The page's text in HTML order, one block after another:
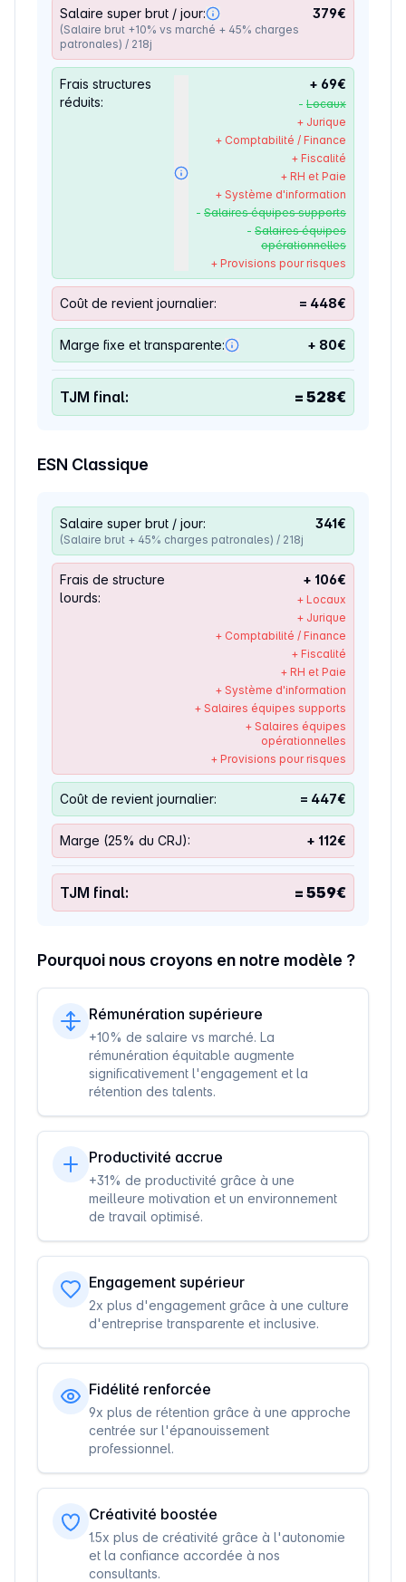
Salaire super brut / jour:
(Salaire brut +10% vs marché + 45% charges
patronales) / 218j
379€
Frais structures
réduits:
+ 69€
- Locaux
+ Jurique
+ Comptabilité / Finance
+ Fiscalité
+ RH et Paie
+ Système d'information
- Salaires équipes supports
- Salaires équipes
opérationnelles
+ Provisions pour risques
Coût de revient journalier: = 448€
Marge fixe et transparente: + 80€
TJM final: = 528€
ESN Classique
Salaire super brut / jour:
(Salaire brut + 45% charges patronales) / 218j
341€
Frais de structure
lourds:
+ 106€
+ Locaux
+ Jurique
+ Comptabilité / Finance
+ Fiscalité
+ RH et Paie
+ Système d'information
+ Salaires équipes supports
+ Salaires équipes
opérationnelles
+ Provisions pour risques
Coût de revient journalier: = 447€
Marge (25% du CRJ): + 112€
TJM final: = 559€
Pourquoi nous croyons en notre modèle ?
Rémunération supérieure
+10% de salaire vs marché. La
rémunération équitable augmente
significativement l'engagement et la
rétention des talents.
Productivité accrue
+31% de productivité grâce à une
meilleure motivation et un environnement
de travail optimisé.
Engagement supérieur
2x plus d'engagement grâce à une culture
d'entreprise transparente et inclusive.
Fidélité renforcée
9x plus de rétention grâce à une approche
centrée sur l'épanouissement
professionnel.
Créativité boostée
1.5x plus de créativité grâce à l'autonomie
et la confiance accordée à nos
consultants.